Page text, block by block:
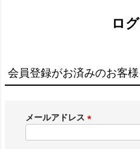
ロ
会員登録がお済みのお客様
メールアドレス